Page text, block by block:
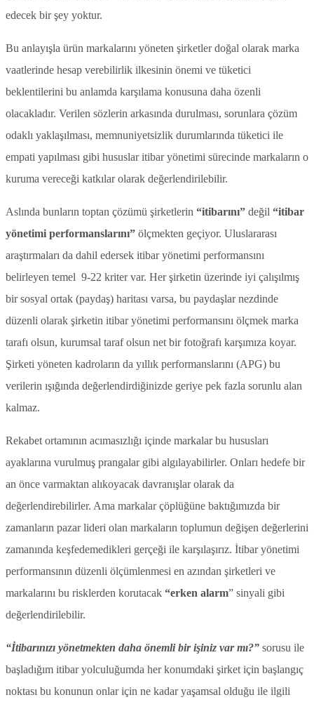
edecek bir şey yoktur.
Bu anlayışla ürün markalarını yöneten şirketler doğal olarak marka
vaatlerinde hesap verebilirlik ilkesinin önemi ve tüketici
beklentilerini bu anlamda karşılama konusuna daha özenli
olacakladır. Verilen sözlerin arkasında durulması, sorunlara çözüm
odaklı yaklaşılması, memnuniyetsizlik durumlarında tüketici ile
empati yapılması gibi hususlar itibar yönetimi sürecinde markaların o
kuruma vereceği katkılar olarak değerlendirilebilir.
Aslında bunların toptan çözümü şirketlerin “itibarını” değil “itibar
yönetimi performanslarını” ölçmekten geçiyor. Uluslararası
araştırmaları da dahil edersek itibar yönetimi performansını
belirleyen temel 9-22 kriter var. Her şirketin üzerinde iyi çalışılmış
bir sosyal ortak (paydaş) haritası varsa, bu paydaşlar nezdinde
düzenli olarak şirketin itibar yönetimi performansını ölçmek marka
tarafı olsun, kurumsal taraf olsun net bir fotoğrafı karşımıza koyar.
Şirketi yöneten kadroların da yıllık performanslarını (APG) bu
verilerin ışığında değerlendirdiğinizde geriye pek fazla sorunlu alan
kalmaz.
Rekabet ortamının acımasızlığı içinde markalar bu hususları
ayaklarına vurulmuş prangalar gibi algılayabilirler. Onları hedefe bir
an önce varmaktan alıkoyacak davranışlar olarak da
değerlendirebilirler. Ama markalar çöplüğüne baktığımızda bir
zamanların pazar lideri olan markaların toplumun değişen değerlerini
zamanında keşfedemedikleri gerçeği ile karşılaşırız. İtibar yönetimi
performansının düzenli ölçümlenmesi en azından şirketleri ve
markalarını bu risklerden korutacak “erken alarm” sinyali gibi
değerlendirilebilir.
“İtibarınızı yönetmekten daha önemli bir işiniz var mı?” sorusu ile
başladığım itibar yolculuğumda her konumdaki şirket için başlangıç
noktası bu konunun onlar için ne kadar yaşamsal olduğu ile ilgili